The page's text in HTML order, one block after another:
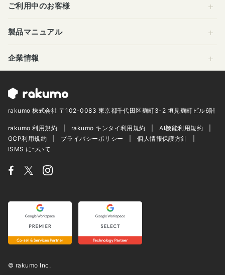
ご利用中のお客様
製品マニュアル
企業情報
rakumo 株式会社 〒102-0083 東京都千代田区麹町3-2 垣見麹町ビル6階
rakumo 利用規約 rakumo キンタイ利用規約
AI機能利用規約
GCP利用規約
プライバシーポリシー
個人情報保護方針
ISMS について
© rakumo Inc.